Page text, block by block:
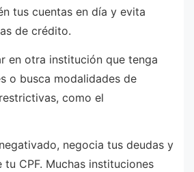
tus cuentas en día y evita
de crédito.
en otra institución que tenga
o busca modalidades de
como el
negocia tus deudas y
tu CPF. Muchas instituciones